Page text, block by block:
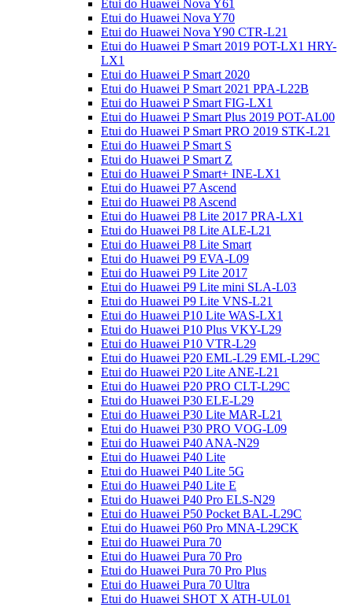
Etui do Huawei Nova Y61
Etui do Huawei Nova Y70
Etui do Huawei Nova Y90 CTR-L21
Etui do Huawei P Smart 2019 POT-LX1 HRY-
LX1
Etui do Huawei P Smart 2020
Etui do Huawei P Smart 2021 PPA-L22B
Etui do Huawei P Smart FIG-LX1
Etui do Huawei P Smart Plus 2019 POT-AL00
Etui do Huawei P Smart PRO 2019 STK-L21
Etui do Huawei P Smart S
Etui do Huawei P Smart Z
Etui do Huawei P Smart+ INE-LX1
Etui do Huawei P7 Ascend
Etui do Huawei P8 Ascend
Etui do Huawei P8 Lite 2017 PRA-LX1
Etui do Huawei P8 Lite ALE-L21
Etui do Huawei P8 Lite Smart
Etui do Huawei P9 EVA-L09
Etui do Huawei P9 Lite 2017
Etui do Huawei P9 Lite mini SLA-L03
Etui do Huawei P9 Lite VNS-L21
Etui do Huawei P10 Lite WAS-LX1
Etui do Huawei P10 Plus VKY-L29
Etui do Huawei P10 VTR-L29
Etui do Huawei P20 EML-L29 EML-L29C
Etui do Huawei P20 Lite ANE-L21
Etui do Huawei P20 PRO CLT-L29C
Etui do Huawei P30 ELE-L29
Etui do Huawei P30 Lite MAR-L21
Etui do Huawei P30 PRO VOG-L09
Etui do Huawei P40 ANA-N29
Etui do Huawei P40 Lite
Etui do Huawei P40 Lite 5G
Etui do Huawei P40 Lite E
Etui do Huawei P40 Pro ELS-N29
Etui do Huawei P50 Pocket BAL-L29C
Etui do Huawei P60 Pro MNA-L29CK
Etui do Huawei Pura 70
Etui do Huawei Pura 70 Pro
Etui do Huawei Pura 70 Pro Plus
Etui do Huawei Pura 70 Ultra
Etui do Huawei SHOT X ATH-UL01